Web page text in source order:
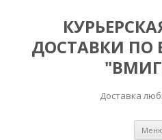
ДОСТАВКИ ПО
Доставка